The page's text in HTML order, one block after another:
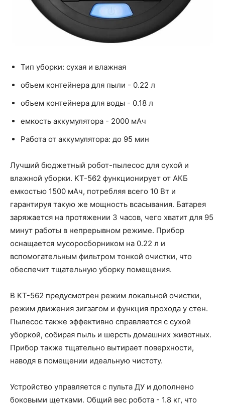
Тип уборки: сухая и влажная
объем контейнера для пыли - 0.22 л
объем контейнера для воды - 0.18 л
емкость аккумулятора - 2000 мАч
Работа от аккумулятора: до 95 мин
Лучший бюджетный робот-пылесос для сухой и
влажной уборки. KT-562 функционирует от АКБ
емкостью 1500 мАч, потребляя всего 10 Вт и
гарантируя такую же мощность всасывания. Батарея
заряжается на протяжении 3 часов, чего хватит для 95
минут работы в непрерывном режиме. Прибор
оснащается мусоросборником на 0.22 л и
вспомогательным фильтром тонкой очистки, что
обеспечит тщательную уборку помещения.
В KT-562 предусмотрен режим локальной очистки,
режим движения зигзагом и функция прохода у стен.
Пылесос также эффективно справляется с сухой
уборкой, собирая пыль и шерсть домашних животных.
Прибор также тщательно вытирает поверхности,
наводя в помещении идеальную чистоту.
Устройство управляется с пульта ДУ и дополнено
боковыми щетками. Общий вес робота - 1.8 кг, что